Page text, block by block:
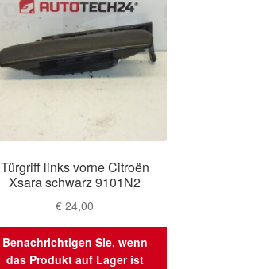
Türgriff links vorne Citroën
Xsara schwarz 9101N2
€ 24,00
Benachrichtigen Sie, wenn
das Produkt auf Lager ist